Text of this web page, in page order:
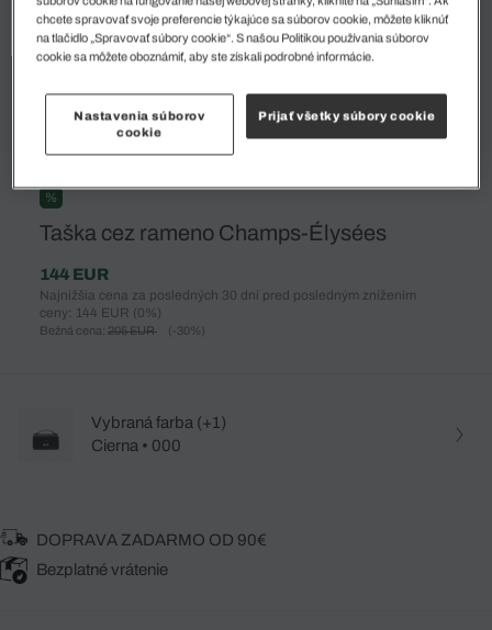
%
Taška cez rameno Champs-Élysées
144 EUR
Najnižšia cena za posledných 30 dní pred posledným znížením
ceny: 144 EUR (0%)
Bežná cena: 205 EUR (-30%)
Vybraná farba (+1)
Cierna • 000
DOPRAVA ZADARMO OD 90€
Bezplatné vrátenie
chcete spravovať svoje preferencie týkajúce sa súborov cookie, môžete kliknúť
na tlačidlo „Spravovať súbory cookie“. S našou Politikou používania súborov
cookie sa môžete oboznámiť, aby ste získali podrobné informácie.
Nastavenia súborov
cookie
Prijať všetky súbory cookie